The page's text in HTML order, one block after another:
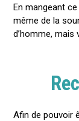
En mangeant
même de la
d’homme, mais
Afin de pouvoir